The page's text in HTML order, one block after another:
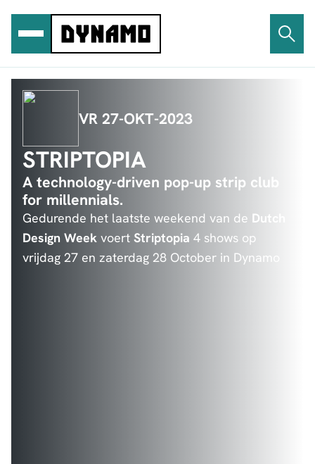
inhoud
VR 27-OKT-2023
STRIPTOPIA
A technology-driven pop-up strip club
for millennials.
Gedurende het laatste weekend van de Dutch
Design Week voert Striptopia 4 shows op
vrijdag 27 en zaterdag 28 October in Dynamo